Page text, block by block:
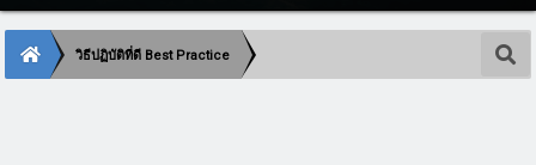
วิธีปฏิบัติที่ดี Best Practice